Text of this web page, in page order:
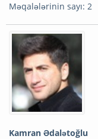
Məqalələrinin sayı: 2
Kamran Ədalətoğlu